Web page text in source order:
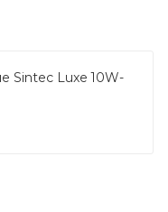
а также легких
где
Sintec Luxe 10W-